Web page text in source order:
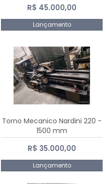
R$ 45.000,00
Lançamento
Torno Mecanico Nardini 220 -
1500 mm
R$ 35.000,00
Lançamento